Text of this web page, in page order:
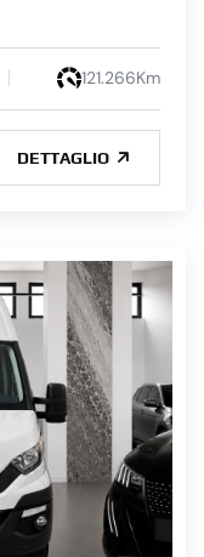
121.266Km
DETTAGLIO